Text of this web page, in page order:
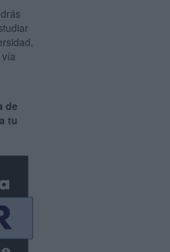
de
tu